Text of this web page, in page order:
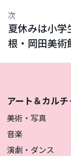
次
夏休みは小
根・岡田美術
アート＆カルチ
美術・写真
音楽
演劇・ダンス